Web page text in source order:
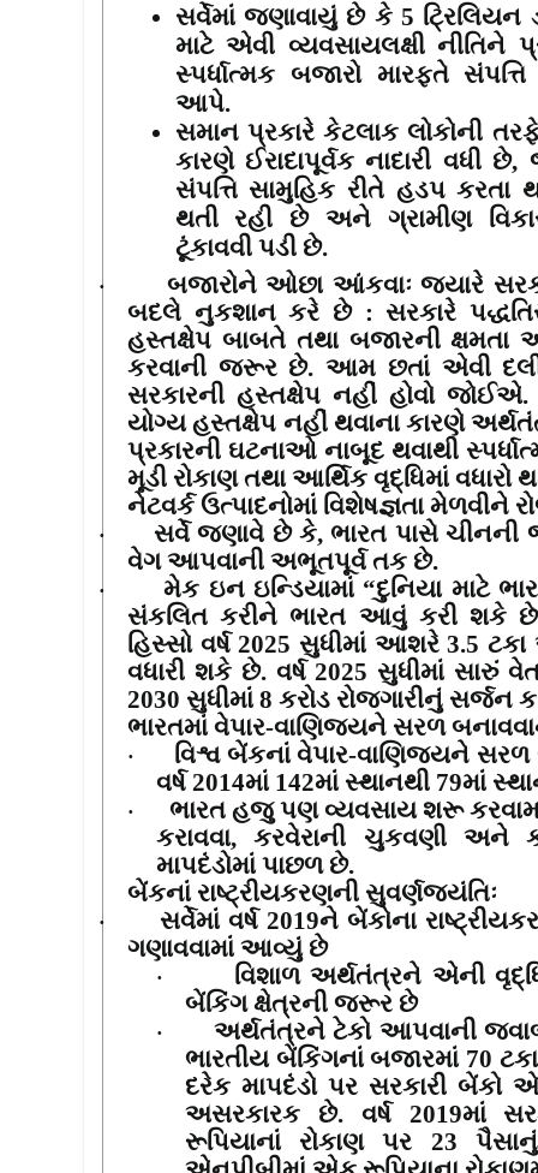
સર્વેમાં જણાવાયું છે કે 5 ટ્રિલિયન
માટે એવી વ્યવસાયલક્ષી
સ્પર્ધાત્મક બજારો મારફતે
આપે.
સમાન પ્રકારે કેટલાક લોકોની
કારણે ઈરાદાપૂર્વક નાદારી વધી છે,
સંપત્તિ સામુહિક રીતે હડપ કરતા
થતી રહી છે અને ગ્રામીણ
ટૂંકાવવી પડી છે.
·
બજારોને ઓછા આંકવાઃ જ્યારે
બદલે નુકશાન કરે છે: સરકારે
હસ્તક્ષેપ બાબતે તથા બજારની
કરવાની જરૂર છે. આમ છતાં એવી
સરકારની હસ્તક્ષેપ નહીં હોવો જોઈએ.
યોગ્ય હસ્તક્ષેપ નહીં થવાના કારણે
પ્રકારની ઘટનાઓ નાબૂદ થવાથી
મૂડી રોકાણ તથા આર્થિક વૃદ્ધિમાં વધારો
નેટવર્ક ઉત્પાદનોમાં વિશેષજ્ઞતા મેળવીને
· સર્વે જણાવે છે કે,ભારત પાસે
વેગ આપવાની અભૂતપૂર્વ તક છે.
· મેક ઇન ઇન્ડિયામાં“દુનિયા માટે
સંકલિત કરીને ભારત આવું કરી શકે
હિસ્સો વર્ષ2025 સુધીમાં આશરે3.5
વધારી શકે છે. વર્ષ2025 સુધીમાં સારું
2030 સુધીમાં8 કરોડ રોજગારીનું સર્જન
ભારતમાં વેપાર-વાણિજ્યને સરળ
·
વિશ્વ બેંકનાં વેપાર-વાણિજ્યને સરળ
વર્ષ2014માં 142માં સ્થાનથી 79માં
·
ભારત હજુ પણ વ્યવસાય શરૂ
કરાવવા,કરવેરાની ચુકવણી અને
માપદંડોમાં પાછળ છે.
બેંકનાં રાષ્ટ્રીયકરણની સુવર્ણજયંતિઃ
· સર્વેમાં વર્ષ 2019ને બેંકોના
ગણાવવામાં આવ્યું છે
·
વિશાળ અર્થતંત્રને એની
બેંકિંગ ક્ષેત્રની જરૂર છે
·
અર્થતંત્રને ટેકો આપવાની
ભારતીય બેંકિંગનાં બજારમાં 70
દરેક માપદંડો પર સરકારી બેંકો
અસરકારક છે.વર્ષ 2019માં
રૂપિયાનાં રોકાણ પર 23